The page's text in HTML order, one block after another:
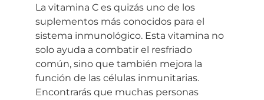
La vitamina C es quizás uno de los
suplementos más conocidos para el
sistema inmunológico. Esta vitamina no
solo ayuda a combatir el resfriado
común, sino que también mejora la
función de las células inmunitarias.
Encontrarás que muchas personas